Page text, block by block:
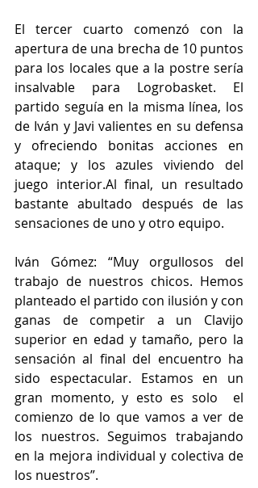
El tercer cuarto comenzó con la
apertura de una brecha de 10 puntos
para los locales que a la postre sería
insalvable para Logrobasket. El
partido seguía en la misma línea, los
de Iván y Javi valientes en su defensa
y ofreciendo bonitas acciones en
ataque; y los azules viviendo del
juego interior.Al final, un resultado
bastante abultado después de las
sensaciones de uno y otro equipo.
Iván Gómez: “Muy orgullosos del
trabajo de nuestros chicos. Hemos
planteado el partido con ilusión y con
ganas de competir a un Clavijo
superior en edad y tamaño, pero la
sensación al final del encuentro ha
sido espectacular. Estamos en un
gran momento, y esto es solo  el
comienzo de lo que vamos a ver de
los nuestros. Seguimos trabajando
en la mejora individual y colectiva de
los nuestros”.